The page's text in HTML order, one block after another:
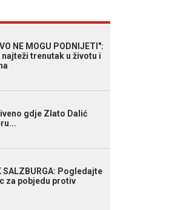
NE MOGU PODNIJETI":
trenutak u životu i
gdje Zlato Dalić
SALZBURGA: Pogledajte
za pobjedu protiv